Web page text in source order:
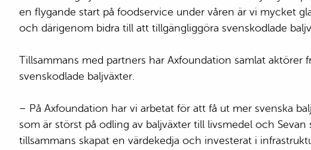
en flygande start på foodservice under våren är vi mycket
och därigenom bidra till att tillgängliggöra svenskodlade
Tillsammans med partners har Axfoundation samlat
svenskodlade baljväxter.
– På Axfoundation har vi arbetat för att få ut mer svenska
som är störst på odling av baljväxter till livsmedel och
tillsammans skapat en värdekedja och investerat i